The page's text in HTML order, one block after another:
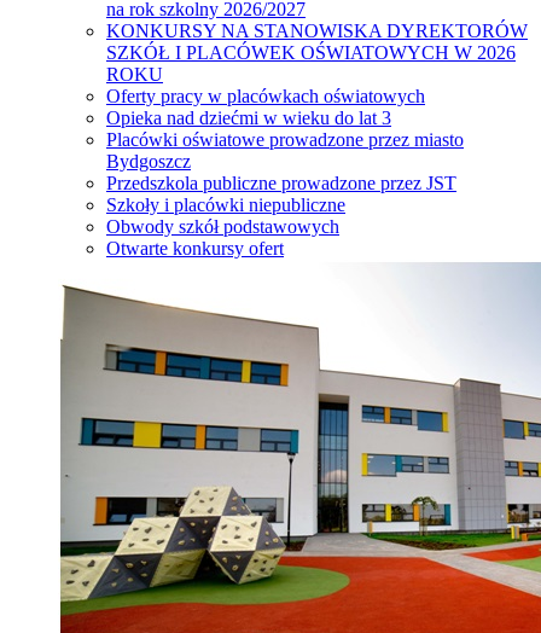
na rok szkolny 2026/2027
KONKURSY NA STANOWISKA DYREKTORÓW
SZKÓŁ I PLACÓWEK OŚWIATOWYCH W 2026
ROKU
Oferty pracy w placówkach oświatowych
Opieka nad dziećmi w wieku do lat 3
Placówki oświatowe prowadzone przez miasto
Bydgoszcz
Przedszkola publiczne prowadzone przez JST
Szkoły i placówki niepubliczne
Obwody szkół podstawowych
Otwarte konkursy ofert